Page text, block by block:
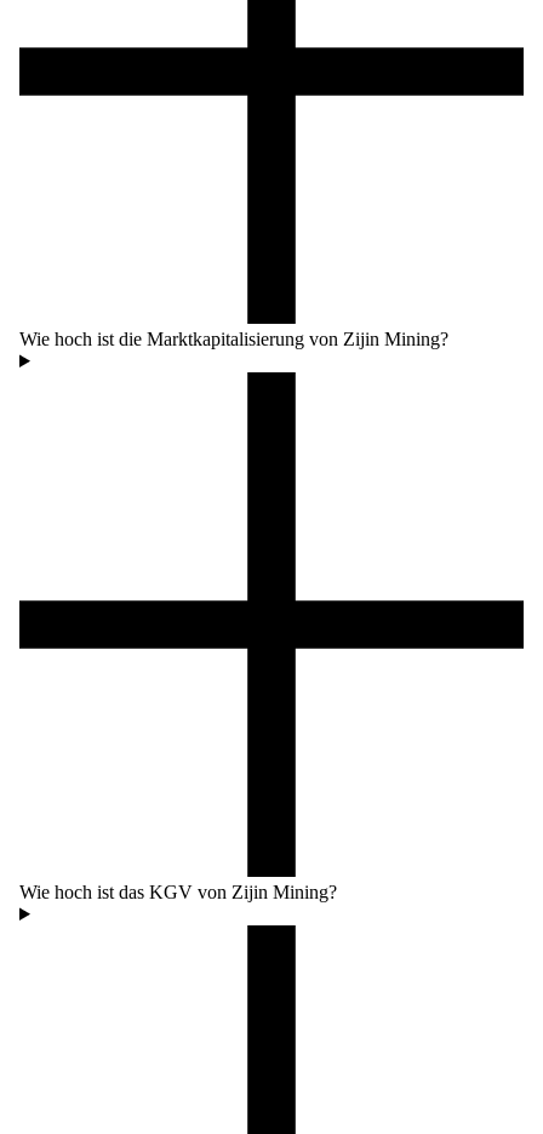
Wie hoch ist die Marktkapitalisierung von Zijin Mining?
Wie hoch ist das KGV von Zijin Mining?